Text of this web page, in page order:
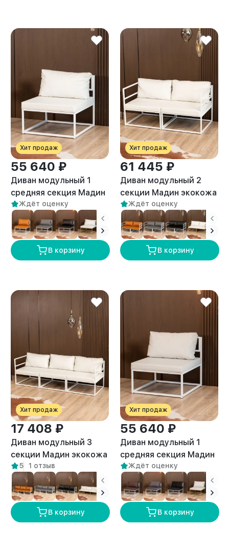
Хит продаж
55 640 ₽
Диван модульный 1
средняя секция Мадин
экокожа белый/белый
Ждёт оценку
В корзину
Хит продаж
61 445 ₽
Диван модульный 2
секции Мадин экокожа
белый/белый
Ждёт оценку
В корзину
Хит продаж
17 408 ₽
Диван модульный 3
секции Мадин экокожа
белый/белый
5 1 отзыв
В корзину
Хит продаж
55 640 ₽
Диван модульный 1
средняя секция Мадин
велюр белый/белый
Ждёт оценку
В корзину